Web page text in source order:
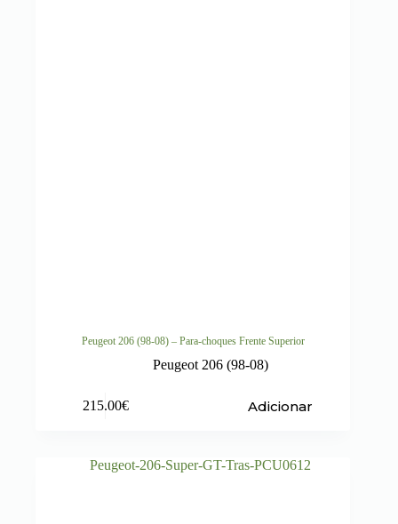
Peugeot 206 (98-08) – Para-choques Frente Superior
Peugeot 206 (98-08)
215.00€ Adicionar